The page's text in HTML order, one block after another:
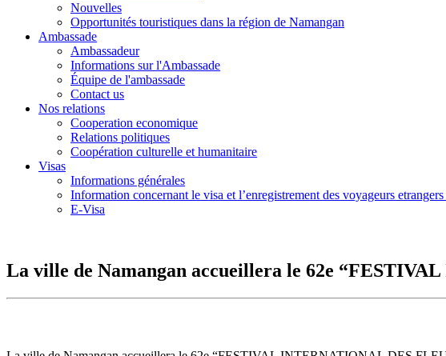
Nouvelles
Opportunités touristiques dans la région de Namangan
Ambassade
Ambassadeur
Informations sur l'Ambassade
Équipe de l'ambassade
Contact us
Nos relations
Cooperation economique
Relations politiques
Coopération culturelle et humanitaire
Visas
Informations générales
Information concernant le visa et l’enregistrement des voyageurs
E-Visa
La ville de Namangan accueillera le 62e